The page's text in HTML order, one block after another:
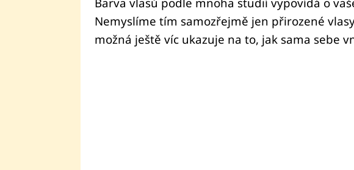
Nemyslíme tím samozřejmě jen přirozené
možná ještě víc ukazuje na to, jak sama sebe